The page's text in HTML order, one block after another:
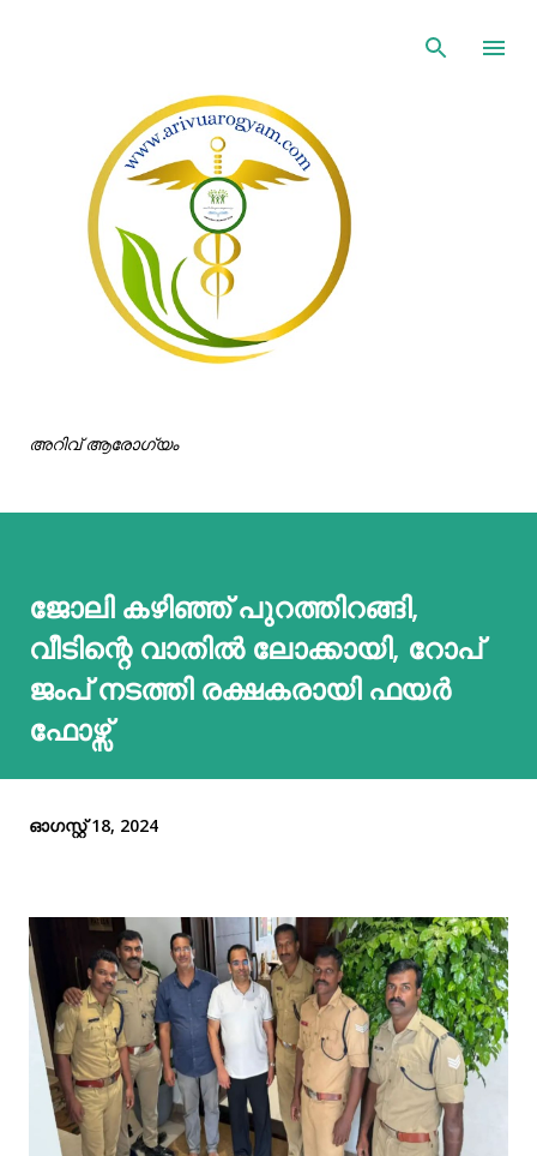
അറിവ് ആരോഗ്യം
ജോലി കഴിഞ്ഞ് പുറത്തിറങ്ങി,
വീടിന്റെ വാതില്‍ ലോക്കായി, റോപ്
ജംപ് നടത്തി രക്ഷകരായി ഫയർ
ഫോഴ്സ്
ഓഗസ്റ്റ് 18, 2024